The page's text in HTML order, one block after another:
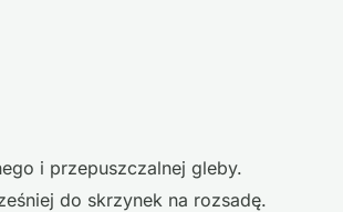
i przepuszczalnej gleby.
do skrzynek na rozsadę.